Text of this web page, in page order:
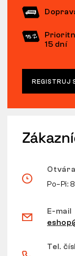
15 dní
REGISTRUJ
Po–Pi:
E-mail
Tel.